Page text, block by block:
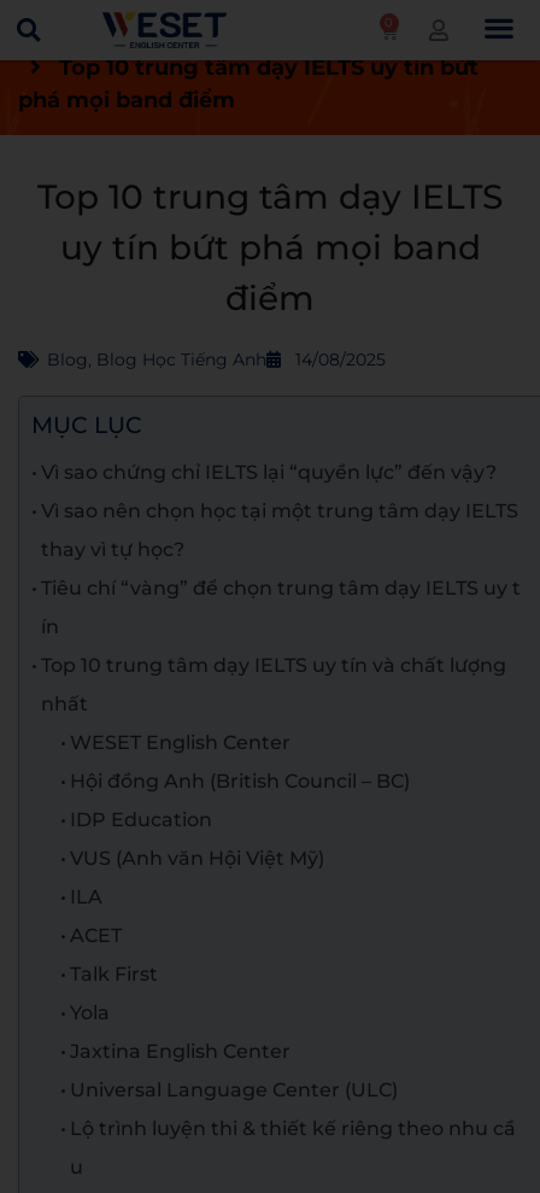
0
Trang chủ Blog
Blog học tiếng Anh
Top 10 trung tâm dạy IELTS uy tín bứt
phá mọi band điểm
Top 10 trung tâm dạy IELTS
uy tín bứt phá mọi band
điểm
Blog, Blog Học Tiếng Anh 14/08/2025
MỤC LỤC
Vì sao chứng chỉ IELTS lại “quyền lực” đến vậy?
Vì sao nên chọn học tại một trung tâm dạy IELTS
thay vì tự học?
Tiêu chí “vàng” để chọn trung tâm dạy IELTS uy t
ín
Top 10 trung tâm dạy IELTS uy tín và chất lượng
nhất
WESET English Center
Hội đồng Anh (British Council – BC)
IDP Education
VUS (Anh văn Hội Việt Mỹ)
ILA
ACET
Talk First
Yola
Jaxtina English Center
Universal Language Center (ULC)
Lộ trình luyện thi & thiết kế riêng theo nhu cầ
u